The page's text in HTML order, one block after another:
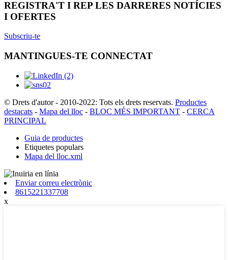
REGISTRA'T I REP LES DARRERES NOTÍCIES
I OFERTES
Subscriu-te
MANTINGUES-TE CONNECTAT
© Drets d'autor - 2010-2022: Tots els drets reservats. Productes
destacats - Mapa del lloc - BLOC MÉS IMPORTANT - CERCA
PRINCIPAL
Guia de productes
Etiquetes populars
Mapa del lloc.xml
Enviar correu electrònic
8615221337708
x